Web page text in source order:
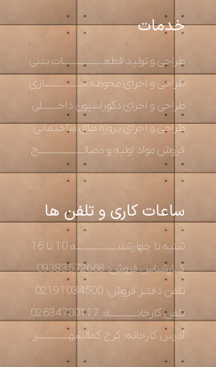
خدمات
طراحی و تولید قطعـــــــــــــــات بتنی
طراحی و اجرای محوطه ســـــــــــــازی
طراحی و اجرای دکوراسیون داخــــــلی
طراحی و اجرای پروژه های ساختمانی
فروش مواد اولیه و مصالـــــــــــــــــح
ساعات کاری و تلفن ها
شنبه تا چهارشنبـــــــــــــــه 10 تا 16
کــارشناس فروش: 09383572668
تلفن دفتـر فروش: 02191034500
تلفن کارخانــــــــــه: 02634700117
آدرس کارخانه: کرج کمالشهــــــــــــر